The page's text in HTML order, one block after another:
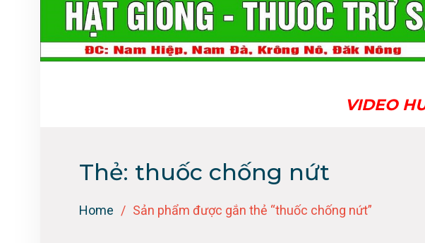
VIDEO
Thẻ: thuốc chống nứt
Home Sản phẩm được gắn thẻ “thuốc chống nứt”